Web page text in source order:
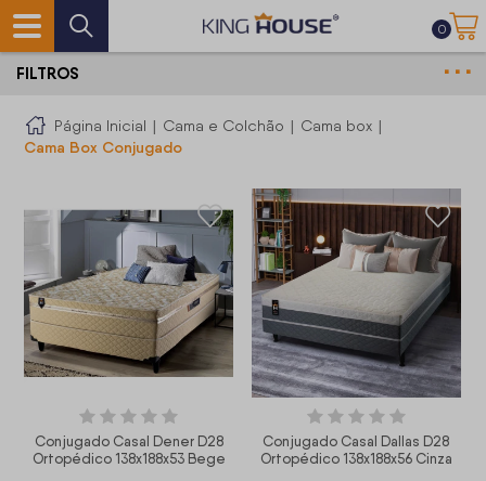
0
Página Inicial | Cama e Colchão | Cama box |
Cama Box Conjugado
FILTROS
Conjugado Casal Dener D28
Ortopédico 138x188x53 Bege
Conjugado Casal Dallas D28
Ortopédico 138x188x56 Cinza